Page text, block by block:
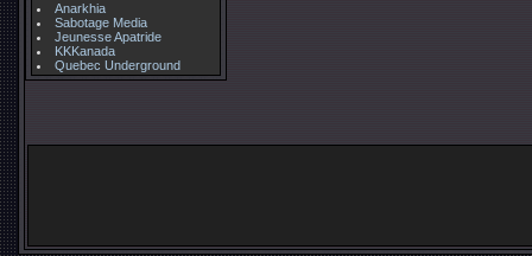
Anarkhia
Sabotage Media
Jeunesse Apatride
KKKanada
Quebec Underground